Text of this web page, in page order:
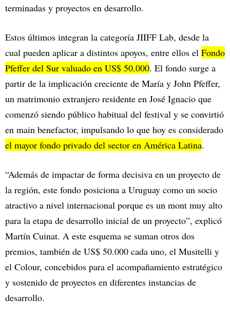
terminadas y proyectos en desarrollo.
Estos últimos integran la categoría JIIFF Lab, desde la
cual pueden aplicar a distintos apoyos, entre ellos el Fondo
Pfeffer del Sur valuado en US$ 50.000. El fondo surge a
partir de la implicación creciente de María y John Pfeffer,
un matrimonio extranjero residente en José Ignacio que
comenzó siendo público habitual del festival y se convirtió
en main benefactor, impulsando lo que hoy es considerado
el mayor fondo privado del sector en América Latina.
“Además de impactar de forma decisiva en un proyecto de
la región, este fondo posiciona a Uruguay como un socio
atractivo a nivel internacional porque es un mont muy alto
para la etapa de desarrollo inicial de un proyecto”, explicó
Martín Cuinat. A este esquema se suman otros dos
premios, también de US$ 50.000 cada uno, el Musitelli y
el Colour, concebidos para el acompañamiento estratégico
y sostenido de proyectos en diferentes instancias de
desarrollo.